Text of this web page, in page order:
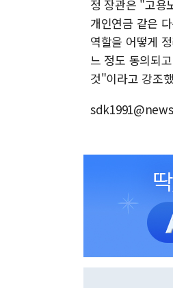
정 장관은 "고용
개인연금 같은
역할을 어떻게
느 정도 동의되
것"이라고 강조